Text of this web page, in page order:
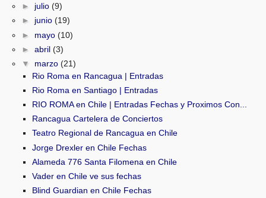
► julio (9)
► junio (19)
► mayo (10)
► abril (3)
▼ marzo (21)
Rio Roma en Rancagua | Entradas
Rio Roma en Santiago | Entradas
RIO ROMA en Chile | Entradas Fechas y Proximos Con...
Rancagua Cartelera de Conciertos
Teatro Regional de Rancagua en Chile
Jorge Drexler en Chile Fechas
Alameda 776 Santa Filomena en Chile
Vader en Chile ve sus fechas
Blind Guardian en Chile Fechas